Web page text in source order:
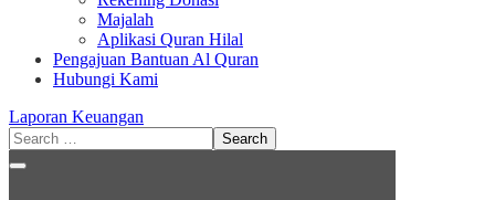
Majalah
Aplikasi Quran Hilal
Pengajuan Bantuan Al Quran
Hubungi Kami
Laporan Keuangan